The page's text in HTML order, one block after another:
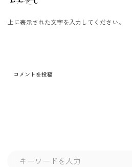
上に表示された文字を入力してください。